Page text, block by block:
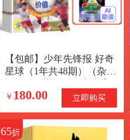
【包邮】少年先锋报 好奇
星球（1年共48期）（杂志
￥ 180.00 立即购买
65折